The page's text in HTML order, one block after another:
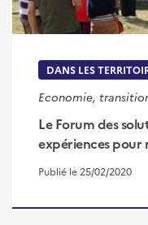
DANS LES
Economie,
Le Forum des
expériences pour
Publié le 25/02/2020